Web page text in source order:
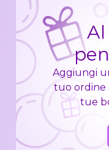
Aggiungi
tuo ordine
tue